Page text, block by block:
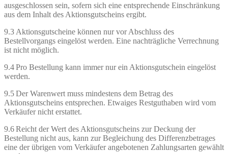
ausgeschlossen sein, sofern sich eine entsprechende Einschränkung
aus dem Inhalt des Aktionsgutscheins ergibt.
9.3 Aktionsgutscheine können nur vor Abschluss des
Bestellvorgangs eingelöst werden. Eine nachträgliche Verrechnung
ist nicht möglich.
9.4 Pro Bestellung kann immer nur ein Aktionsgutschein eingelöst
werden.
9.5 Der Warenwert muss mindestens dem Betrag des
Aktionsgutscheins entsprechen. Etwaiges Restguthaben wird vom
Verkäufer nicht erstattet.
9.6 Reicht der Wert des Aktionsgutscheins zur Deckung der
Bestellung nicht aus, kann zur Begleichung des Differenzbetrages
eine der übrigen vom Verkäufer angebotenen Zahlungsarten gewählt